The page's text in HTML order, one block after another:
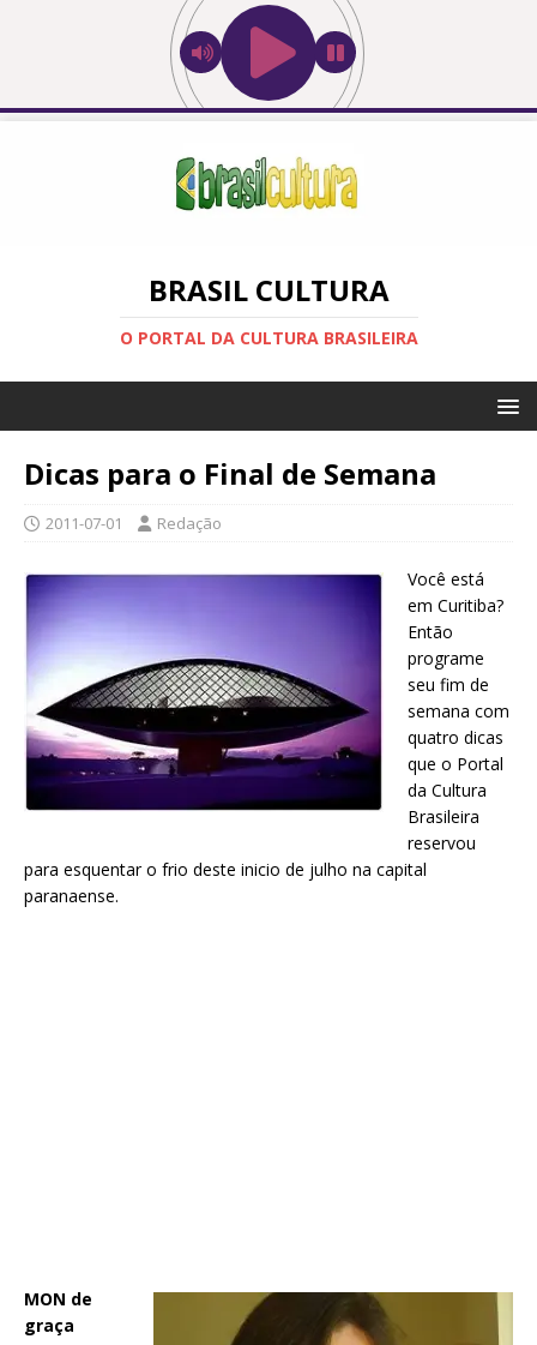
BRASIL CULTURA
O PORTAL DA CULTURA BRASILEIRA
Dicas para o Final de Semana
2011-07-01 Redação
Você está
em Curitiba?
Então
programe
seu fim de
semana com
quatro dicas
que o Portal
da Cultura
Brasileira
reservou
para esquentar o frio deste inicio de julho na capital
paranaense.
MON de
graça